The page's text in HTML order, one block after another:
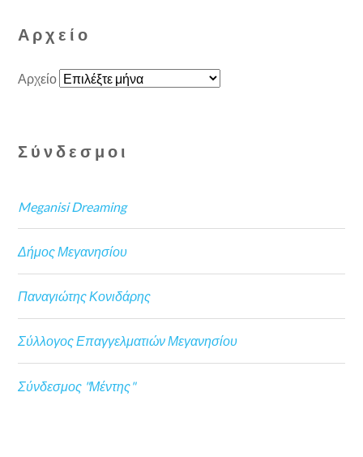
Αρχείο
Αρχείο
Σύνδεσμοι
Meganisi Dreaming
Δήμος Μεγανησίου
Παναγιώτης Κονιδάρης
Σύλλογος Επαγγελματιών Μεγανησίου
Σύνδεσμος "Μέντης"